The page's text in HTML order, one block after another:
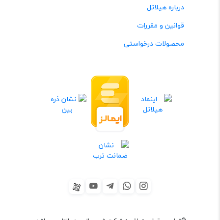
درباره هیلاتل
قوانین و مقررات
محصولات درخواستی